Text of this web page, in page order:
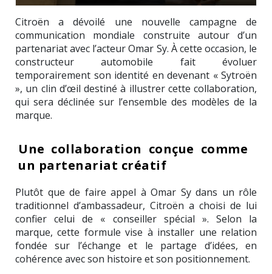
Citroën a dévoilé une nouvelle campagne de
communication mondiale construite autour d’un
partenariat avec l’acteur Omar Sy. À cette occasion, le
constructeur automobile fait évoluer
temporairement son identité en devenant « Sytroën
», un clin d’œil destiné à illustrer cette collaboration,
qui sera déclinée sur l’ensemble des modèles de la
marque.
Une collaboration conçue comme
un partenariat créatif
Plutôt que de faire appel à Omar Sy dans un rôle
traditionnel d’ambassadeur, Citroën a choisi de lui
confier celui de « conseiller spécial ». Selon la
marque, cette formule vise à installer une relation
fondée sur l’échange et le partage d’idées, en
cohérence avec son histoire et son positionnement.